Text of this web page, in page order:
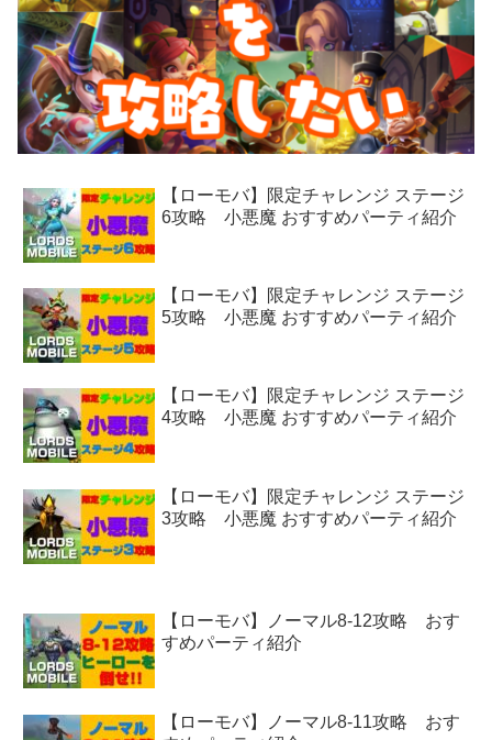
【ローモバ】限定チャレンジ ステージ
6攻略 小悪魔 おすすめパーティ紹介
【ローモバ】限定チャレンジ ステージ
5攻略 小悪魔 おすすめパーティ紹介
【ローモバ】限定チャレンジ ステージ
4攻略 小悪魔 おすすめパーティ紹介
【ローモバ】限定チャレンジ ステージ
3攻略 小悪魔 おすすめパーティ紹介
【ローモバ】ノーマル8-12攻略 おす
すめパーティ紹介
【ローモバ】ノーマル8-11攻略 おす